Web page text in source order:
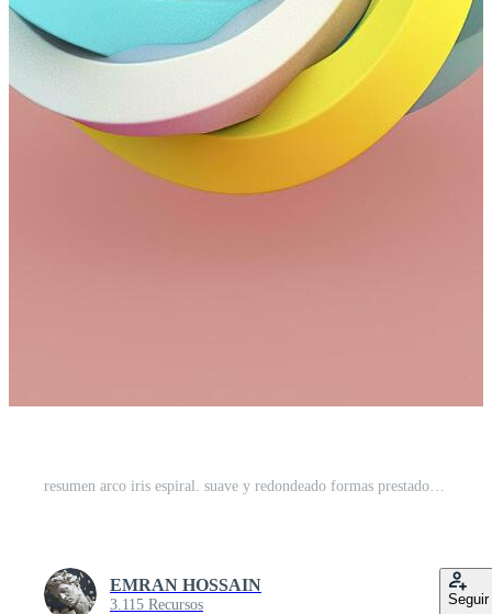
resumen arco iris espiral. suave y redondeado formas prestados en enredado perfección. ai generativo Foto Gratis
EMRAN HOSSAIN
3.115 Recursos Seguir